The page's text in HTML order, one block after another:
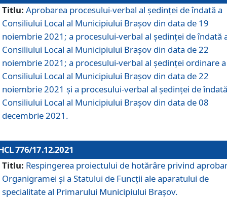
Titlu: Aprobarea procesului-verbal al şedinţei de îndată a
Consiliului Local al Municipiului Braşov din data de 19
noiembrie 2021; a procesului-verbal al şedinţei de îndată
Consiliului Local al Municipiului Braşov din data de 22
noiembrie 2021; a procesului-verbal al şedinţei ordinare a
Consiliului Local al Municipiului Braşov din data de 22
noiembrie 2021 și a procesului-verbal al şedinţei de
Consiliului Local al Municipiului Braşov din data de 08
decembrie 2021.
776/17.12.2021
Titlu: Respingerea proiectului de hotărâre privind
Organigramei şi a Statului de Funcţii ale aparatului de
specialitate al Primarului Municipiului Braşov.